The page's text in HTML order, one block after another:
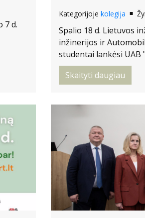
7 d.
Kategorijoje kolegija
Spalio 18 d. Lietuvos
inžinerijos ir
studentai lankėsi UAB
Skaityti daugiau